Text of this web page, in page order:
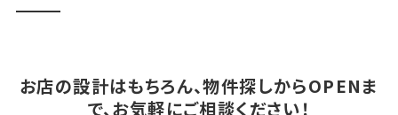
お店の設計はもちろん、物件探しからOPENま
で、お気軽にご相談ください！